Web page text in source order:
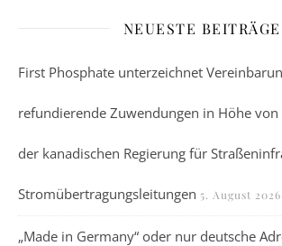
NEUESTE BEITRÄGE
First Phosphate unterzeichnet
refundierende Zuwendungen in Höhe
der kanadischen Regierung für
Stromübertragungsleitungen 5. August 2026
„Made in Germany“ oder nur deutsche